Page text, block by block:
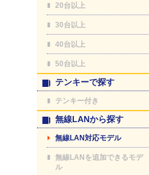
20台以上
30台以上
40台以上
50台以上
テンキーで探す
テンキー付き
無線LANから探す
無線LAN対応モデル
無線LANを追加できるモデ
ル